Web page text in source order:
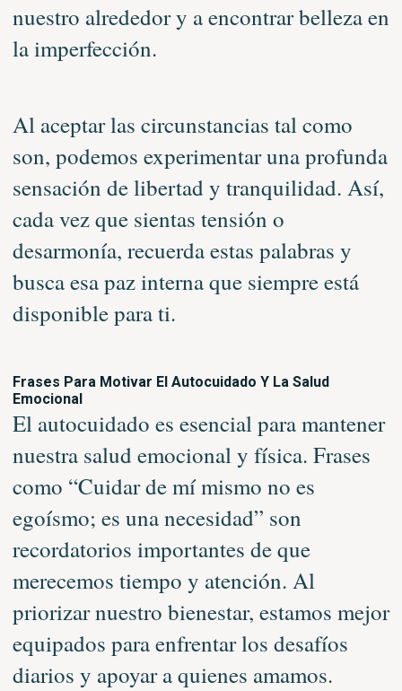
nuestro alrededor y a encontrar belleza en
la imperfección.
Al aceptar las circunstancias tal como
son, podemos experimentar una profunda
sensación de libertad y tranquilidad. Así,
cada vez que sientas tensión o
desarmonía, recuerda estas palabras y
busca esa paz interna que siempre está
disponible para ti.
Frases Para Motivar El Autocuidado Y La Salud
Emocional
El autocuidado es esencial para mantener
nuestra salud emocional y física. Frases
como “Cuidar de mí mismo no es
egoísmo; es una necesidad” son
recordatorios importantes de que
merecemos tiempo y atención. Al
priorizar nuestro bienestar, estamos mejor
equipados para enfrentar los desafíos
diarios y apoyar a quienes amamos.